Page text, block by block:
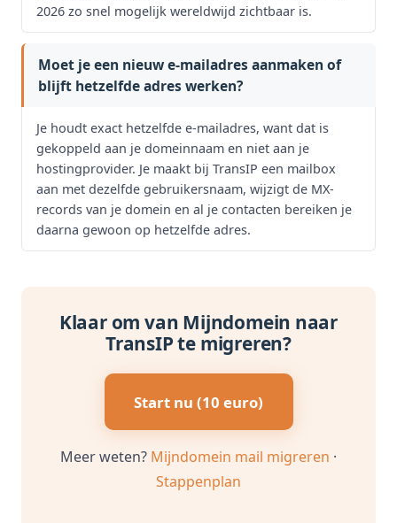
2026 zo snel mogelijk wereldwijd zichtbaar is.
Moet je een nieuw e-mailadres aanmaken of
blijft hetzelfde adres werken?
Je houdt exact hetzelfde e-mailadres, want dat is
gekoppeld aan je domeinnaam en niet aan je
hostingprovider. Je maakt bij TransIP een mailbox
aan met dezelfde gebruikersnaam, wijzigt de MX-
records van je domein en al je contacten bereiken je
daarna gewoon op hetzelfde adres.
Klaar om van Mijndomein naar
TransIP te migreren?
Start nu (10 euro)
Meer weten? Mijndomein mail migreren ·
Stappenplan